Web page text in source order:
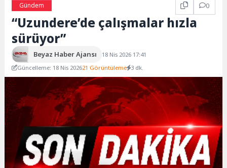
Gündem 0
“Uzundere’de çalışmalar hızla
sürüyor”
Beyaz Haber Ajansı
18 Nis 2026 17:41
Güncelleme: 18 Nis 202621 Görüntüleme 3 dk.